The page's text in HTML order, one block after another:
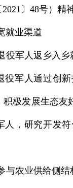
2021〕48号）
就业渠道
役军人返乡入乡
役军人通过创
极发展生态友
人，研究开发
与农业供给侧结